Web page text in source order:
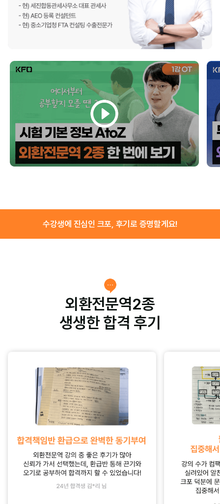
수강생에 진심인 크포, 후기로 증명할게요!
외환전문역2종
생생한 합격 후기